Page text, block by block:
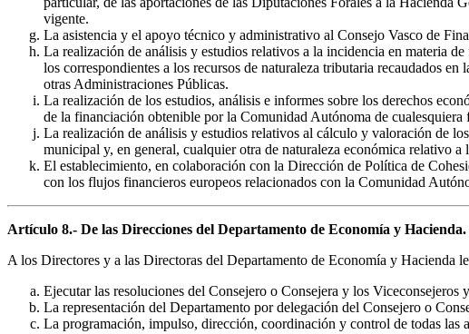
vigente.
La asistencia y el apoyo técnico y administrativo al Consejo Vasco de
La realización de análisis y estudios relativos a la incidencia en materia
los correspondientes a los recursos de naturaleza tributaria recaudados
otras Administraciones Públicas.
La realización de los estudios, análisis e informes sobre los derechos
de la financiación obtenible por la Comunidad Autónoma de cualesquiera
La realización de análisis y estudios relativos al cálculo y valoración de
municipal y, en general, cualquier otra de naturaleza económica relativo
El establecimiento, en colaboración con la Dirección de Política de
con los flujos financieros europeos relacionados con la Comunidad
Artículo 8.- De las Direcciones del Departamento de Economía y Hacienda.
A los Directores y a las Directoras del Departamento de Economía y Hacienda
Ejecutar las resoluciones del Consejero o Consejera y los Viceconsejeros
La representación del Departamento por delegación del Consejero o
La programación, impulso, dirección, coordinación y control de todas las